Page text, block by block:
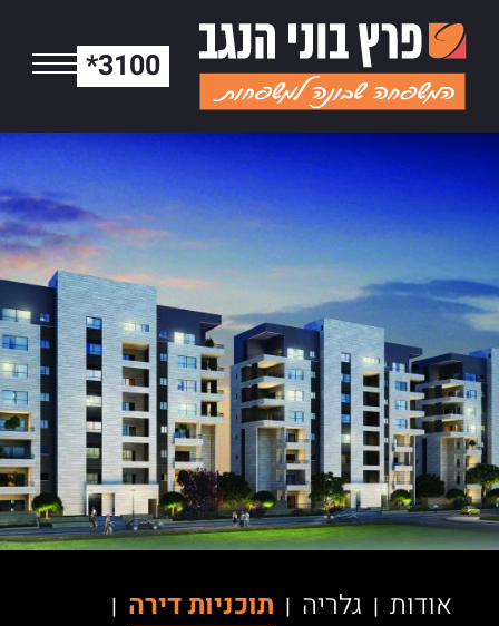
*3100
רעננה - תוכניות
אודות | גלריה | תוכניות דירה |